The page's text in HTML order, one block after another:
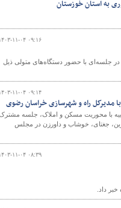
به استان خوزستان
۱۴۰۳-۱۱-۰۴
با حضور دستگاه‌های متولی ذیل
۱۴۰۳-۱۱-۰۴
مدیرکل راه و شهرسازی خراسان رضوی
با محوریت مسکن و املاک، جلسه
جغتای، خوشاب و داورزن در مجلس
۱۴۰۳-۱۱-۰۴
داد.